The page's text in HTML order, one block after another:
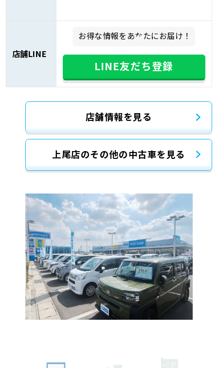
店舗LINE
お得な情報をあなたにお届け！
LINE友だち登録
店舗情報を見る
上尾店のその他の中古車を見る